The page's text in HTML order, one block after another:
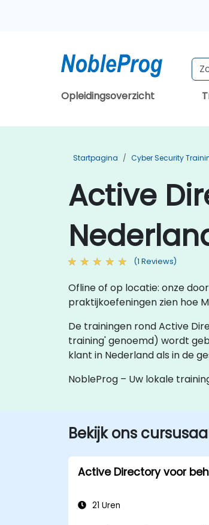
Opleidingsoverzicht
Startpagina Cyber Security
Active
(1 Reviews)
Ofline of op locatie: onze
praktijkoefeningen zien hoe
De trainingen rond Active
training' genoemd) wordt
klant in Nederland als in de
NobleProg – Uw lokale
Bekijk ons
Active Directory voor
21 Uren